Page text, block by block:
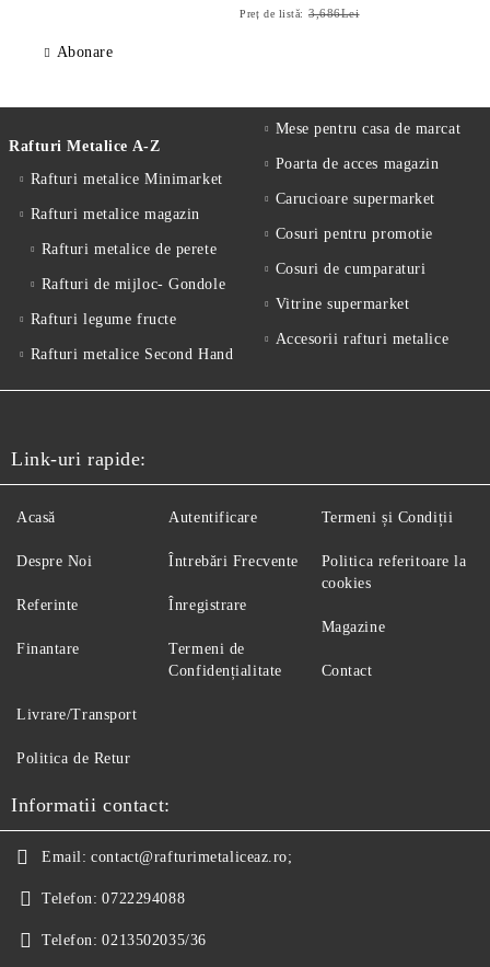
Preț de listă: 3,686Lei
Abonare
Rafturi Metalice A-Z
Rafturi metalice Minimarket
Rafturi metalice magazin
Rafturi metalice de perete
Rafturi de mijloc- Gondole
Rafturi legume fructe
Rafturi metalice Second Hand
Mese pentru casa de marcat
Poarta de acces magazin
Carucioare supermarket
Cosuri pentru promotie
Cosuri de cumparaturi
Vitrine supermarket
Accesorii rafturi metalice
Link-uri rapide:
Acasă
Despre Noi
Referinte
Finantare
Autentificare
Întrebări Frecvente
Înregistrare
Termeni de
Confidențialitate
Termeni și Condiții
Politica referitoare la
cookies
Magazine
Contact
Livrare/Transport
Politica de Retur
Informatii contact:
Email: contact@rafturimetaliceaz.ro;
Telefon: 0722294088
Telefon: 0213502035/36